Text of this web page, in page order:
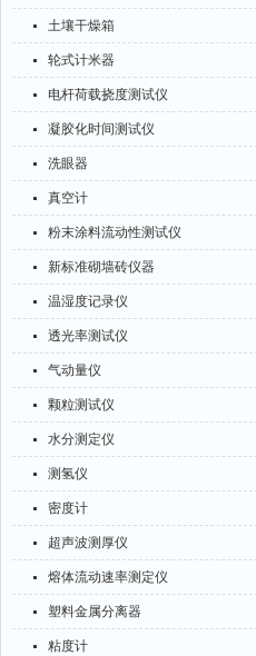
土壤干燥箱
轮式计米器
电杆荷载挠度测试仪
凝胶化时间测试仪
洗眼器
真空计
粉末涂料流动性测试仪
新标准砌墙砖仪器
温湿度记录仪
透光率测试仪
气动量仪
颗粒测试仪
水分测定仪
测氢仪
密度计
超声波测厚仪
熔体流动速率测定仪
塑料金属分离器
粘度计